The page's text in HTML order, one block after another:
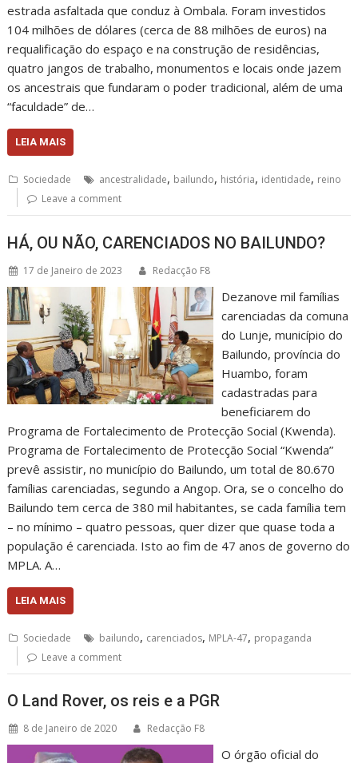
estrada asfaltada que conduz à Ombala. Foram investidos
104 milhões de dólares (cerca de 88 milhões de euros) na
requalificação do espaço e na construção de residências,
quatro jangos de trabalho, monumentos e locais onde jazem
os ancestrais que fundaram o poder tradicional, além de uma
“faculdade” de…
LEIA MAIS
Sociedade ancestralidade, bailundo, história, identidade, reino
Leave a comment
HÁ, OU NÃO, CARENCIADOS NO BAILUNDO?
17 de Janeiro de 2023 Redacção F8
Dezanove mil famílias
carenciadas da comuna
do Lunje, município do
Bailundo, província do
Huambo, foram
cadastradas para
beneficiarem do
Programa de Fortalecimento de Protecção Social (Kwenda).
Programa de Fortalecimento de Protecção Social “Kwenda”
prevê assistir, no município do Bailundo, um total de 80.670
famílias carenciadas, segundo a Angop. Ora, se o concelho do
Bailundo tem cerca de 380 mil habitantes, se cada família tem
– no mínimo – quatro pessoas, quer dizer que quase toda a
população é carenciada. Isto ao fim de 47 anos de governo do
MPLA. A…
LEIA MAIS
Sociedade bailundo, carenciados, MPLA-47, propaganda
Leave a comment
O Land Rover, os reis e a PGR
8 de Janeiro de 2020 Redacção F8
O órgão oficial do